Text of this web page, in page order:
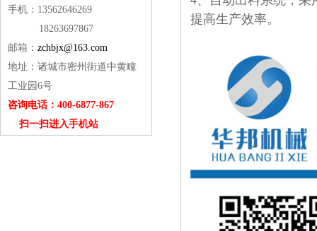
手机：13562646269
18263697867
邮箱： zchbjx@163.com
地址：诸城市密州街道中黄疃
工业园6号
咨询电话：400-6877-867
扫一扫进入手机站
提高生产效率。